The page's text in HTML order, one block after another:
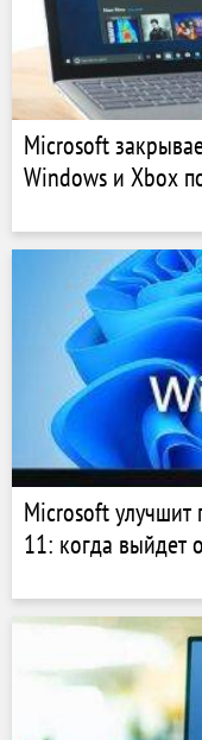
Microsoft
Windows и Xbox
Microsoft улучшит
11: когда выйдет